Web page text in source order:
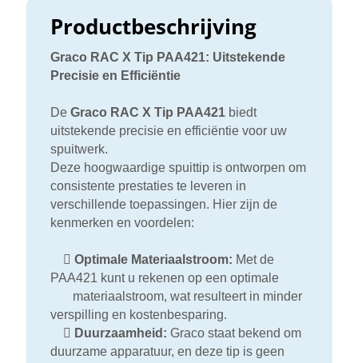
Productbeschrijving
Graco RAC X Tip PAA421: Uitstekende
Precisie en Efficiëntie
De Graco RAC X Tip PAA421 biedt
uitstekende precisie en efficiëntie voor uw
spuitwerk.
Deze hoogwaardige spuittip is ontworpen om
consistente prestaties te leveren in
verschillende toepassingen. Hier zijn de
kenmerken en voordelen:
 Optimale Materiaalstroom: Met de
PAA421 kunt u rekenen op een optimale
materiaalstroom, wat resulteert in minder
verspilling en kostenbesparing.
 Duurzaamheid: Graco staat bekend om
duurzame apparatuur, en deze tip is geen